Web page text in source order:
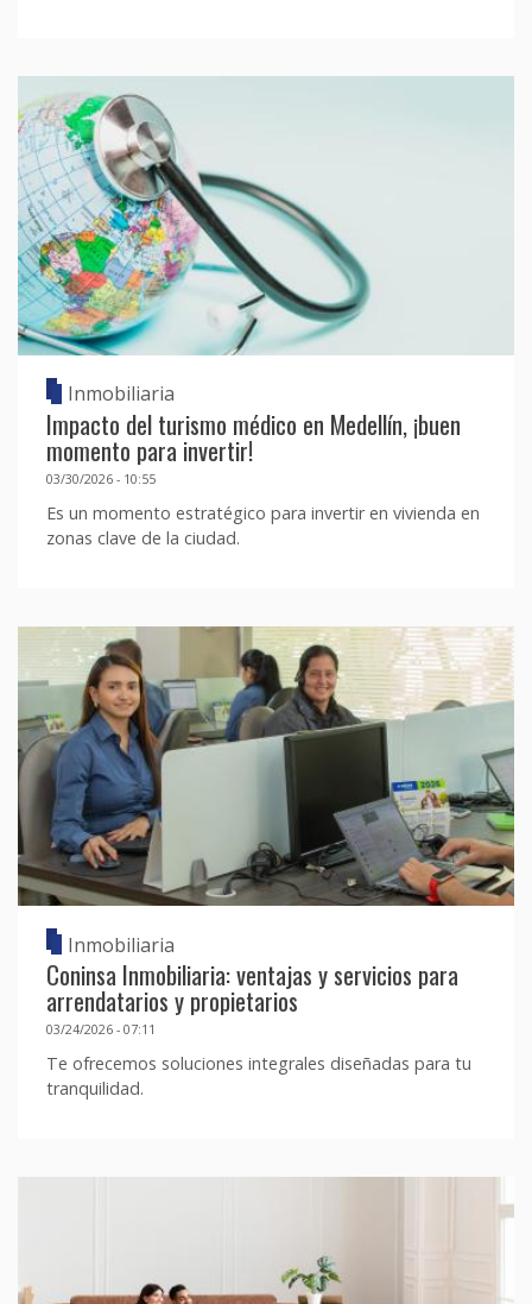
Inmobiliaria
Impacto del turismo médico en Medellín, ¡buen
momento para invertir!
03/30/2026 - 10:55
Es un momento estratégico para invertir en vivienda en
zonas clave de la ciudad.
Inmobiliaria
Coninsa Inmobiliaria: ventajas y servicios para
arrendatarios y propietarios
03/24/2026 - 07:11
Te ofrecemos soluciones integrales diseñadas para tu
tranquilidad.